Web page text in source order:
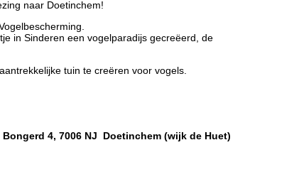
naar Doetinchem!
in Sinderen een vogelparadijs gecreëerd, de
tuin te creëren voor vogels.
4, 7006 NJ Doetinchem (wijk de Huet)